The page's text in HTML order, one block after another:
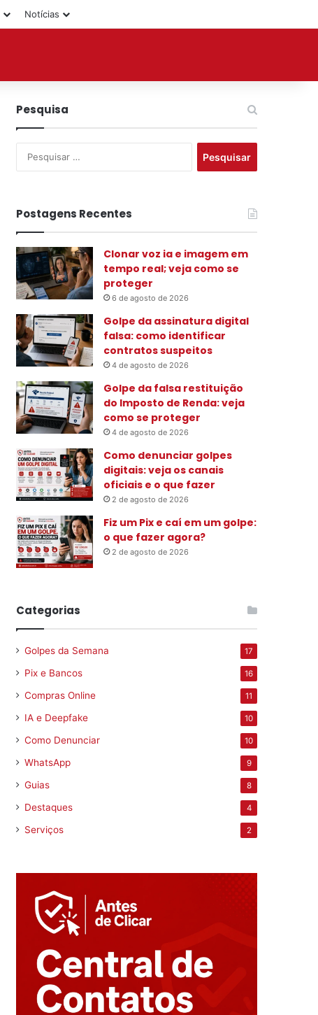
Notícias
Pesquisa
a
r
:
Postagens Recentes
Clonar voz ia e imagem em
tempo real; veja como se
proteger
6 de agosto de 2026
Golpe da assinatura digital
falsa: como identificar
contratos suspeitos
4 de agosto de 2026
Golpe da falsa restituição
do Imposto de Renda: veja
como se proteger
4 de agosto de 2026
Como denunciar golpes
digitais: veja os canais
oficiais e o que fazer
2 de agosto de 2026
Fiz um Pix e caí em um golpe:
o que fazer agora?
2 de agosto de 2026
Categorias
Golpes da Semana 17
Pix e Bancos 16
Compras Online 11
IA e Deepfake 10
Como Denunciar 10
WhatsApp 9
Guias 8
Destaques 4
Serviços 2